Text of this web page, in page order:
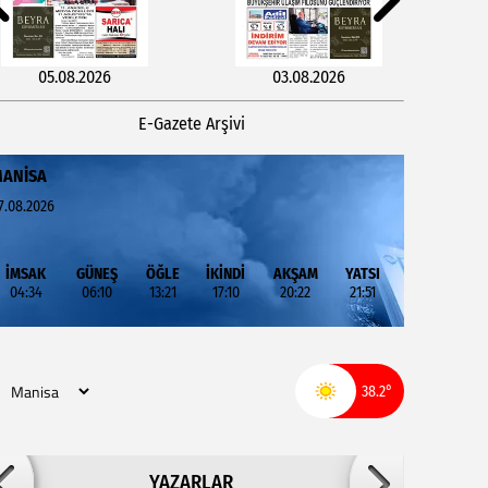
05.08.2026 03.08.2026
E-Gazete Arşivi
İMSAK
04:34
GÜNEŞ
06:10
ÖĞLE
13:21
İKİNDİ
17:10
AKŞAM
20:22
YATSI
21:51
38.2°
YAZARLAR